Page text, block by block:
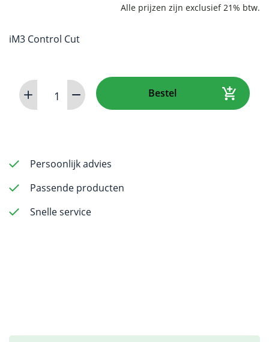
iM3 Control Cut
Paper
Points
ISO
110
-
Bestel
Persoonlijk advies
Passende producten
Snelle service